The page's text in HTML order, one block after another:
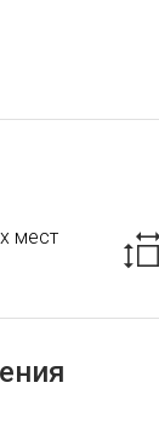
мест